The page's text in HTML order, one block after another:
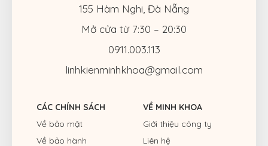
CÁC CHÍNH SÁCH
Về bảo mật
Về bảo hành
155 Hàm Nghi, Đà Nẵng
Mở cửa từ 7:30 – 20:30
0911.003.113
linhkienminhkhoa@gmail.com
VỀ MINH KHOA
Giới thiệu công ty
Liên hệ